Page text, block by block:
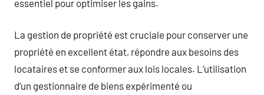
essentiel pour optimiser les gains.
La gestion de propriété est cruciale pour conserver une
propriété en excellent état, répondre aux besoins des
locataires et se conformer aux lois locales. L’utilisation
d’un gestionnaire de biens expérimenté ou